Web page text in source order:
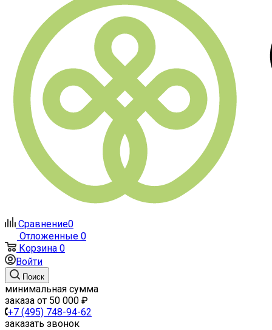
Сравнение0
Отложенные 0
Корзина 0
Войти
Поиск
минимальная сумма
заказа от 50 000 ₽
+7 (495) 748-94-62
заказать звонок